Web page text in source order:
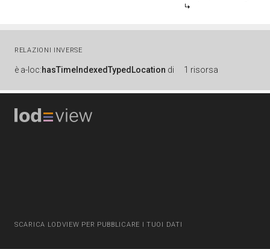
RELAZIONI INVERSE
è a-loc:hasTimeIndexedTypedLocation di 1 risorsa
SCARICA LODVIEW PER PUBBLICARE I TUOI DATI